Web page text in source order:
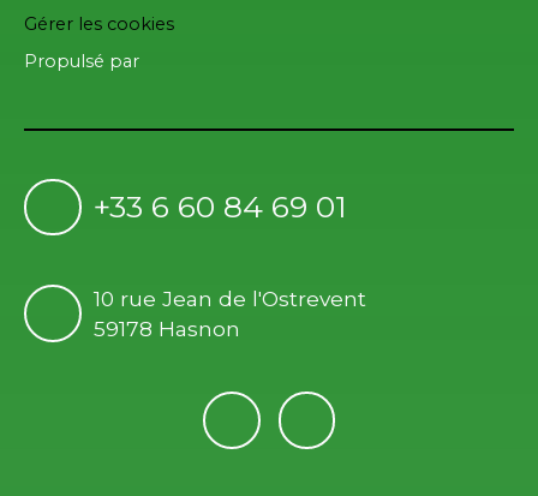
Gérer les cookies
Propulsé par
+33 6 60 84 69 01
10 rue Jean de l'Ostrevent
59178 Hasnon